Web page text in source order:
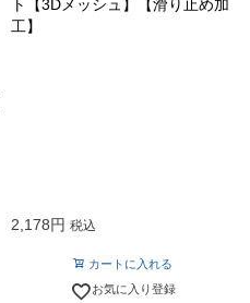
ト【3Dメッシュ】【滑り止め加
工】
2,178 税込
カートに入れる
お気に入り登録